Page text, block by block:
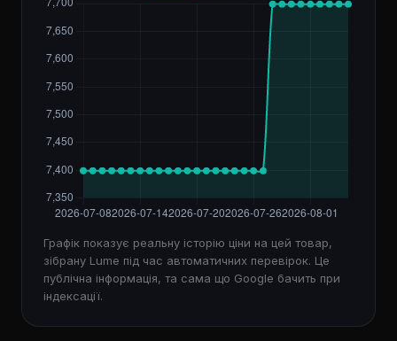
Графік показує реальну історію ціни на цей товар,
зібрану Lume під час автоматичних перевірок. Це
публічна інформація, та сама що Google бачить при
індексації.